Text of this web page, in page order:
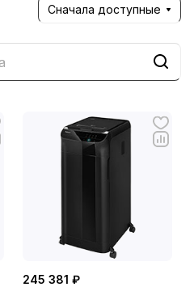
Сначала доступные
245 381 ₽